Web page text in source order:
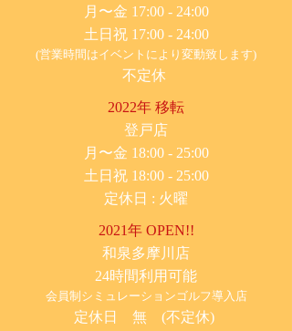
月〜金 17:00 - 24:00
土日祝 17:00 - 24:00
(営業時間はイベントにより変動致します)
不定休
2022年 移転
​登戸店
月〜金 18:00 - 25:00
土日祝 18:00 - 25:00
​定休日 : 火曜
2021年 OPEN!!
​和泉多摩川店
24時間利用可能
​会員制シミュレーションゴルフ導入店
定休日 無 (不定休)